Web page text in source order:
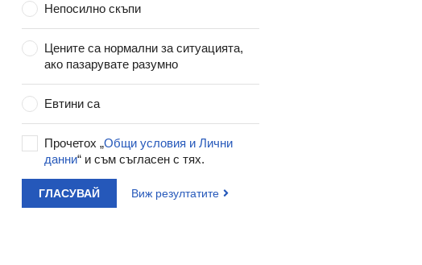
Непосилно скъпи
Цените са нормални за ситуацията,
ако пазарувате разумно
Евтини са
Прочетох „Общи условия и Лични
данни“ и съм съгласен с тях.
ГЛАСУВАЙ Виж резултатите